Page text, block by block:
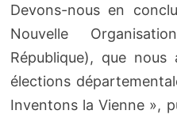
Devons-nous en
Nouvelle
République), que
élections
Inventons la Vienne »,